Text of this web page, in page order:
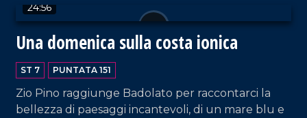
24:56
Una domenica sulla costa ionica
ST 7 PUNTATA 151
Zio Pino raggiunge Badolato per raccontarci la
bellezza di paesaggi incantevoli, di un mare blu e
VAI AL TITOLO